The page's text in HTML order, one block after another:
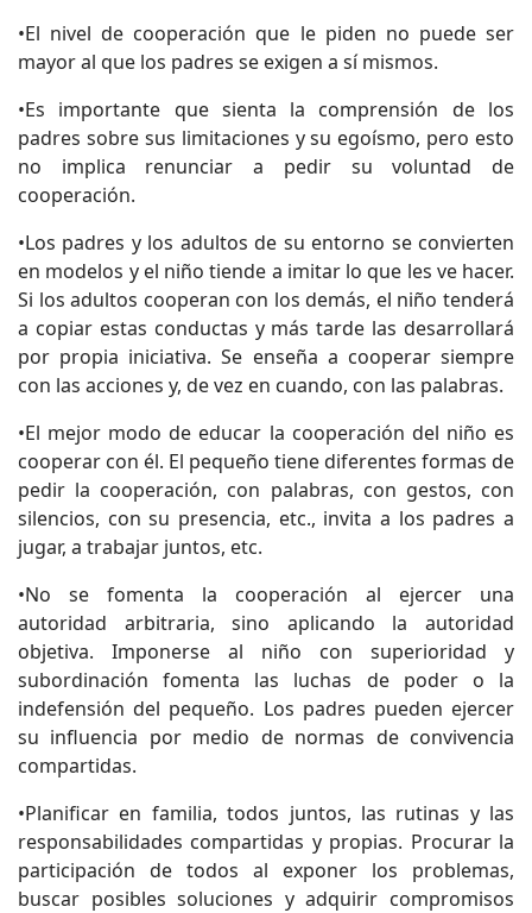
•El nivel de cooperación que le piden no puede ser
mayor al que los padres se exigen a sí mismos.
•Es importante que sienta la comprensión de los
padres sobre sus limitaciones y su egoísmo, pero esto
no implica renunciar a pedir su voluntad de
cooperación.
•Los padres y los adultos de su entorno se convierten
en modelos y el niño tiende a imitar lo que les ve hacer.
Si los adultos cooperan con los demás, el niño tenderá
a copiar estas conductas y más tarde las desarrollará
por propia iniciativa. Se enseña a cooperar siempre
con las acciones y, de vez en cuando, con las palabras.
•El mejor modo de educar la cooperación del niño es
cooperar con él. El pequeño tiene diferentes formas de
pedir la cooperación, con palabras, con gestos, con
silencios, con su presencia, etc., invita a los padres a
jugar, a trabajar juntos, etc.
•No se fomenta la cooperación al ejercer una
autoridad arbitraria, sino aplicando la autoridad
objetiva. Imponerse al niño con superioridad y
subordinación fomenta las luchas de poder o la
indefensión del pequeño. Los padres pueden ejercer
su influencia por medio de normas de convivencia
compartidas.
•Planificar en familia, todos juntos, las rutinas y las
responsabilidades compartidas y propias. Procurar la
participación de todos al exponer los problemas,
buscar posibles soluciones y adquirir compromisos